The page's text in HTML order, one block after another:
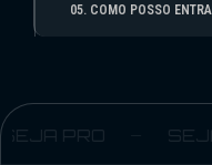
05. COMO POSSO
PRO